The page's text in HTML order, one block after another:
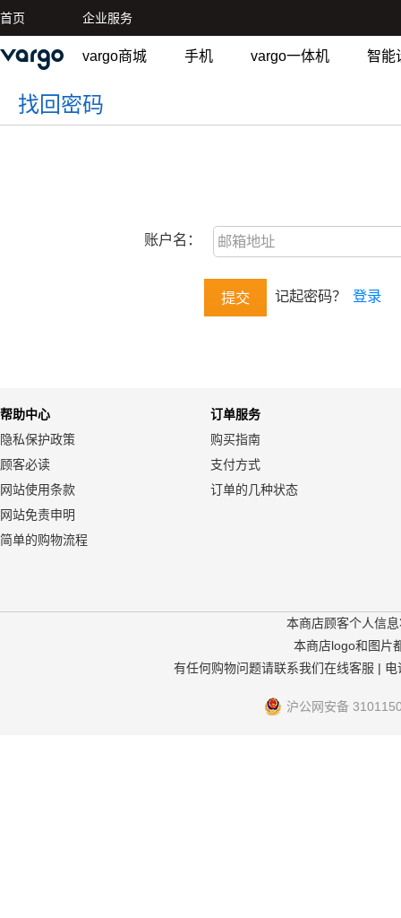
首页 企业服务
vargo商城 手机 vargo一体机 智能
找回密码
账户名：
提交 记起密码？ 登录
帮助中心
隐私保护政策
顾客必读
网站使用条款
网站免责申明
简单的购物流程
订单服务
购买指南
支付方式
订单的几种状态
本商店顾客个人信
本商店logo和图片
有任何购物问题请联系我们在线客服 |
沪公网安备